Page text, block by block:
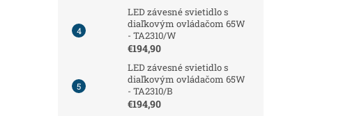
LED závesné svietidlo s
diaľkovým ovládačom 65W
- TA2310/W
€194,90
LED závesné svietidlo s
diaľkovým ovládačom 65W
- TA2310/B
€194,90